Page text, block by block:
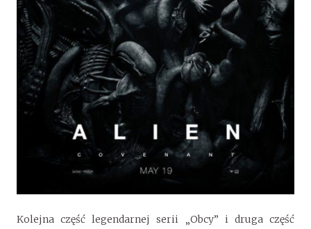
Kolejna część legendarnej serii „Obcy” i druga część